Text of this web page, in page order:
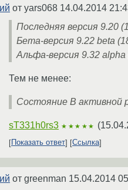
от yars068 14.04.2014
Последняя версия 9.20
Бета-версия 9.22 beta
Альфа-версия 9.32 alpha
Тем не менее:
Состояние В активной
sT331h0rs3 ★★★★★ (
Показать ответ Ссылка
от greenman 15.04.2014